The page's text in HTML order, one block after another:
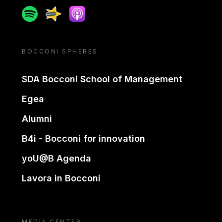
SpotifySpreakerApple podcast
BOCCONI SPHERES
SDA Bocconi School of Management
Egea
Alumni
B4i - Bocconi for innovation
yoU@B Agenda
Lavora in Bocconi